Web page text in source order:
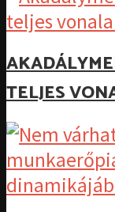
TELJES